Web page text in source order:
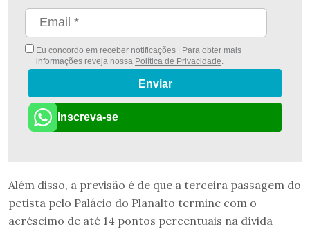
Eu concordo em receber notificações | Para obter mais
informações reveja nossa Política de Privacidade.
Enviar
Inscreva-se
Além disso, a previsão é de que a terceira passagem do
petista pelo Palácio do Planalto termine com o
acréscimo de até 14 pontos percentuais na dívida